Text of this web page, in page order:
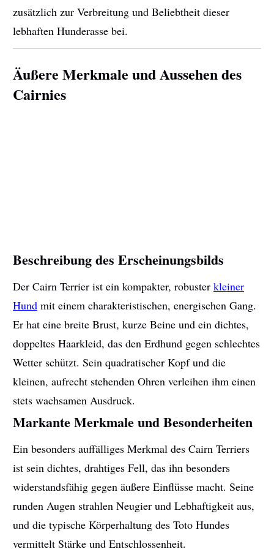
zusätzlich zur Verbreitung und Beliebtheit dieser
lebhaften Hunderasse bei.
Äußere Merkmale und Aussehen des
Cairnies
Beschreibung des Erscheinungsbilds
Der Cairn Terrier ist ein kompakter, robuster kleiner
Hund mit einem charakteristischen, energischen Gang.
Er hat eine breite Brust, kurze Beine und ein dichtes,
doppeltes Haarkleid, das den Erdhund gegen schlechtes
Wetter schützt. Sein quadratischer Kopf und die
kleinen, aufrecht stehenden Ohren verleihen ihm einen
stets wachsamen Ausdruck.
Markante Merkmale und Besonderheiten
Ein besonders auffälliges Merkmal des Cairn Terriers
ist sein dichtes, drahtiges Fell, das ihn besonders
widerstandsfähig gegen äußere Einflüsse macht. Seine
runden Augen strahlen Neugier und Lebhaftigkeit aus,
und die typische Körperhaltung des Toto Hundes
vermittelt Stärke und Entschlossenheit.